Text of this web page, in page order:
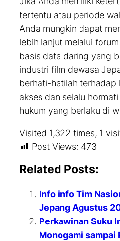
tertentu atau periode
Anda mungkin dapat
lebih lanjut melalui
basis data daring yang
industri film dewasa
berhati-hatilah terhadap
akses dan selalu
hukum yang berlaku di
Visited 1,322 times, 1
Post Views: 473
Related Posts:
Info info Tim
Jepang Agustus
Perkawinan Suku
Monogami sampai